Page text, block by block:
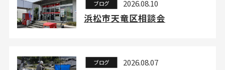
ブログ 2026.08.10
浜松市天竜区相談会
ブログ 2026.08.07